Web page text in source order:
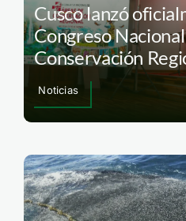
Cusco lanzó
Congreso
Conservación
Noticias